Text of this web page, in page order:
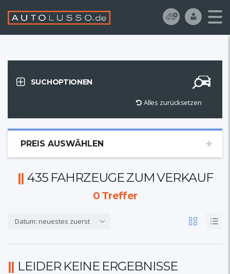
SUCHOPTIONEN
Alles zurücksetzen
PREIS AUSWÄHLEN
435 FAHRZEUGE ZUM VERKAUF
0Treffer
Datum: neuestes zuerst
LEIDER KEINE ERGEBNISSE